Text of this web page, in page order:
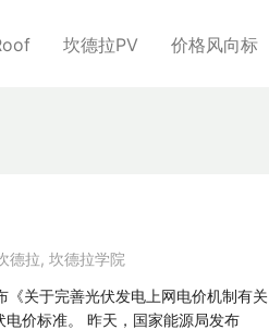
坎德拉PV 价格风向标
德拉, 坎德拉学院
关于完善光伏发电上网电价机制有关
价标准。 昨天，国家能源局发布